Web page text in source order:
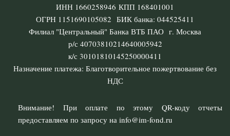
ИНН 1660258946 КПП 168401001
ОГРН 1151690105082 БИК банка: 044525411
Филиал "Центральный" Банка ВТБ ПАО г. Москва
р/с 40703810214640005942
к/с 30101810145250000411
Назначение платежа: Благотворительное пожертвование без
НДС
Внимание! При оплате по этому QR-коду отчеты
предоставляем по запросу на info@im-fond.ru